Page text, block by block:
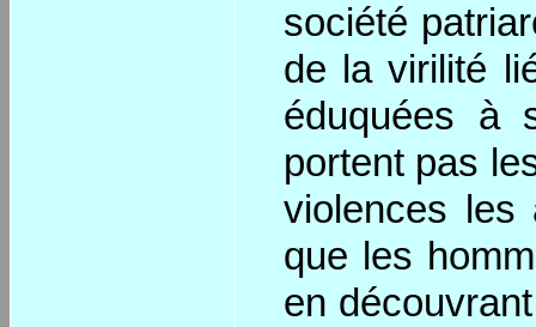
société
de la virilité
éduquées à
portent pas
violences les
que les
en